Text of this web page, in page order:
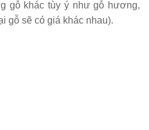
gỗ khác tùy ý như gỗ hương,
gỗ sẽ có giá khác nhau).